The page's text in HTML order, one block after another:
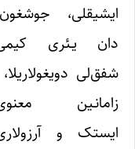
ایشیقلی، جوشغون،
دان یـئری کیمی
شفق‌لی دویغولاریلا،
زامانـین معنوی
ایستک‌ و آرزولاری